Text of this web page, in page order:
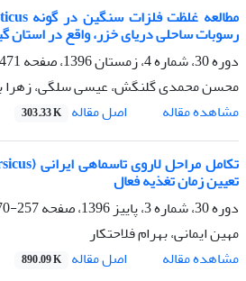
رسوبات ساحلی دریای خزر، واقع در استان
دوره 30، شماره 4، زمستان 1396، صفحه
471-482
محسن محمدی گلنگش، عیسی سلگی، زهرا
مشاهده مقاله
اصل مقاله 303.33 K
تعیین زمان تغذیه فعال
دوره 30، شماره 3، پاییز 1396، صفحه
257-270
مهین ایمانی، بهرام فلاحتکار
مشاهده مقاله
اصل مقاله 890.09 K